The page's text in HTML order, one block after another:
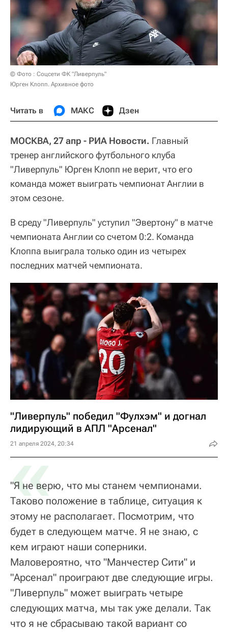
© Фото : Соцсети ФК "Ливерпуль"
Юрген Клопп. Архивное фото
Читать в МАКС Дзен
МОСКВА, 27 апр - РИА Новости. Главный
тренер английского футбольного клуба
"Ливерпуль" Юрген Клопп не верит, что его
команда может выиграть чемпионат Англии в
этом сезоне.
В среду "Ливерпуль" уступил "Эвертону" в матче
чемпионата Англии со счетом 0:2. Команда
Клоппа выиграла только один из четырех
последних матчей чемпионата.
"Ливерпуль" победил "Фулхэм" и догнал
лидирующий в АПЛ "Арсенал"
21 апреля 2024, 20:34
«
"Я не верю, что мы станем чемпионами.
Таково положение в таблице, ситуация к
этому не располагает. Посмотрим, что
будет в следующем матче. Я не знаю, с
кем играют наши соперники.
Маловероятно, что "Манчестер Сити" и
"Арсенал" проиграют две следующие игры.
"Ливерпуль" может выиграть четыре
следующих матча, мы так уже делали. Так
что я не сбрасываю такой вариант со